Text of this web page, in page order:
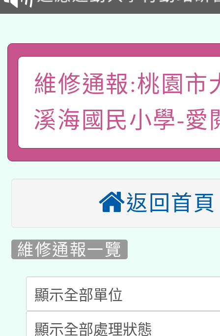
本館辦理115年度閱讀
暨閱讀推動專業研習
A3數位素養講師名單
「數位內容與教學軟體
pilot」
有關大陸委員會函釋公
轉知經濟部水利署委託
業技術研究院辦理「
用水績優單位及節水達
115年8月22日(星期六)
開 智慧啟航」
2026年桃園地景藝術節
本校115學年度第2次
甄選結果公告(無人報
適應運動共學行動站研
本館辦理115年度閱讀
暨閱讀推動專業研習
科技賦能─人工智慧
礎課程
A3數位素養講師名單
「數位內容與教學軟體
維修通報:桃園市
溪海國民小學-愛
返回首頁
維修通報一覽
List
Repair